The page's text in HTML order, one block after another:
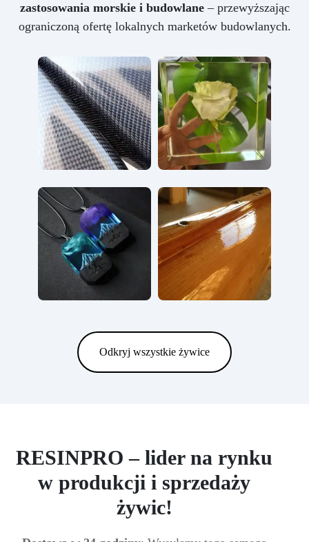
zastosowania morskie i budowlane– przewyższając
ograniczoną ofertę lokalnych marketów budowlanych.
Odkryj wszystkie żywice
RESINPRO – lider na rynku
w produkcji i sprzedaży
żywic!